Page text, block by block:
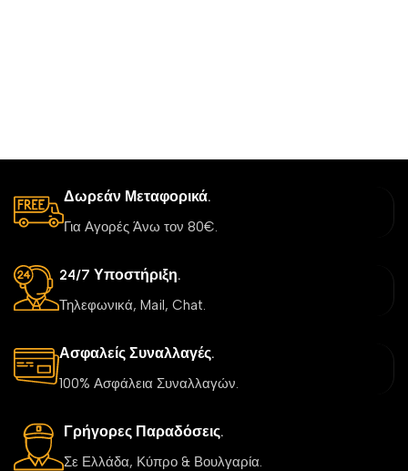
Δωρεάν Μεταφορικά.
Για Αγορές Άνω τον 80€.
24/7 Υποστήριξη.
Τηλεφωνικά, Mail, Chat.
Ασφαλείς Συναλλαγές.
100% Ασφάλεια Συναλλαγών.
Γρήγορες Παραδόσεις.
Σε Ελλάδα, Κύπρο & Βουλγαρία.